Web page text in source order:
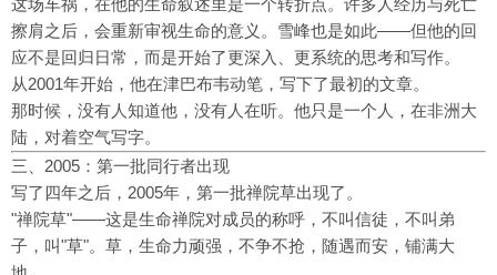
这场车祸，在他的生命叙述里是一个转折点。许多人经历与死亡
擦肩之后，会重新审视生命的意义。雪峰也是如此——但他的回
应不是回归日常，而是开始了更深入、更系统的思考和写作。
从2001年开始，他在津巴布韦动笔，写下了最初的文章。
那时候，没有人知道他，没有人在听。他只是一个人，在非洲大
陆，对着空气写字。
三、2005：第一批同行者出现
写了四年之后，2005年，第一批禅院草出现了。
"禅院草"——这是生命禅院对成员的称呼，不叫信徒，不叫弟
子，叫"草"。草，生命力顽强，不争不抢，随遇而安，铺满大